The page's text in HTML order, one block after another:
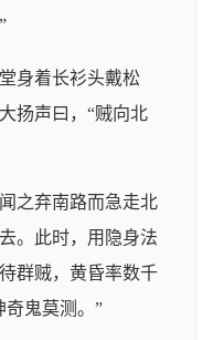
身着长衫头戴松
扬声曰，“贼向北
之弃南路而急走北
。此时，用隐身法
群贼，黄昏率数千
奇鬼莫测。”